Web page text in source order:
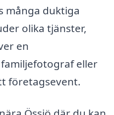
många duktiga
olika tjänster,
en
eller
företagsevent.